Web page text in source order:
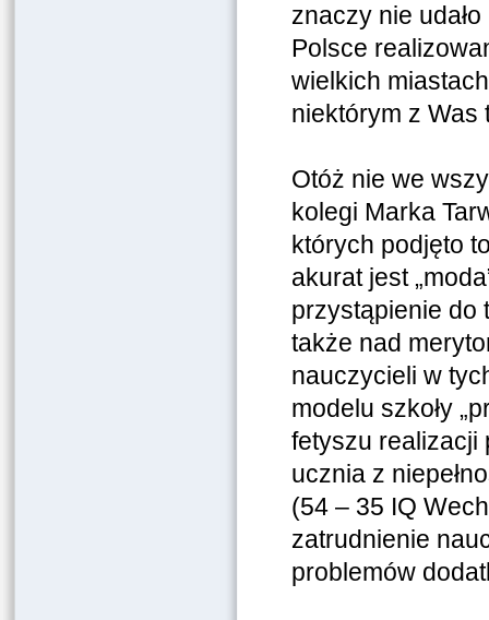
znaczy nie
Polsce
wielkich
niektórym z Was
Otóż nie we
kolegi Marka
których podjęto
akurat jest
przystąpienie do
także nad
nauczycieli w
modelu szkoły
fetyszu realizacji
ucznia z
(54 – 35 IQ
zatrudnienie
problemów